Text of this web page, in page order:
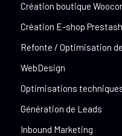
Création boutique
Création E-shop
Refonte / Optimisation
WebDesign
Optimisations techniques
Génération de Leads
Inbound Marketing